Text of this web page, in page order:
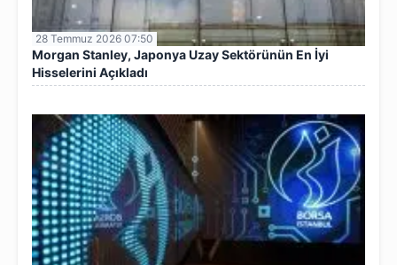
28 Temmuz 2026 07:50
Morgan Stanley, Japonya Uzay Sektörünün En İyi
Hisselerini Açıkladı